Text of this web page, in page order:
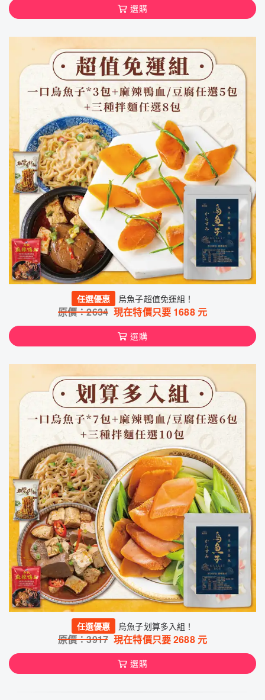
選購
任選優惠 烏魚子超值免運組！
原價：2634 現在特價只要 1688元
選購
任選優惠 烏魚子划算多入組！
原價：3917 現在特價只要2688元
選購